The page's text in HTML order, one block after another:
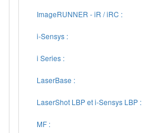
ImageRUNNER - iR / iRC :
i-Sensys :
i Series :
LaserBase :
LaserShot LBP et i-Sensys LBP :
MF :